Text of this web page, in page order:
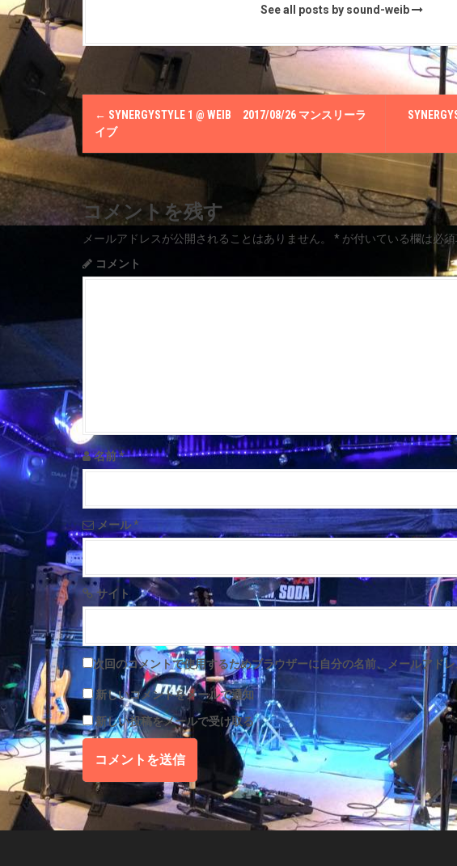
See all posts by sound-weib
P
s
t
n
a
i
a
t
i
n
← SYNERGYSTYLE 1 @ WEIΒ 2017/08/26 マンスリーラ
イブ
コメントを残す
メールアドレスが公開されることはありません。 * が付いている欄は必
コメント
名前*
メール*
サイト
次回のコメントで使用するためブラウザーに自分の名前、メールアドレ
新しいコメントをメールで通知
新しい投稿をメールで受け取る